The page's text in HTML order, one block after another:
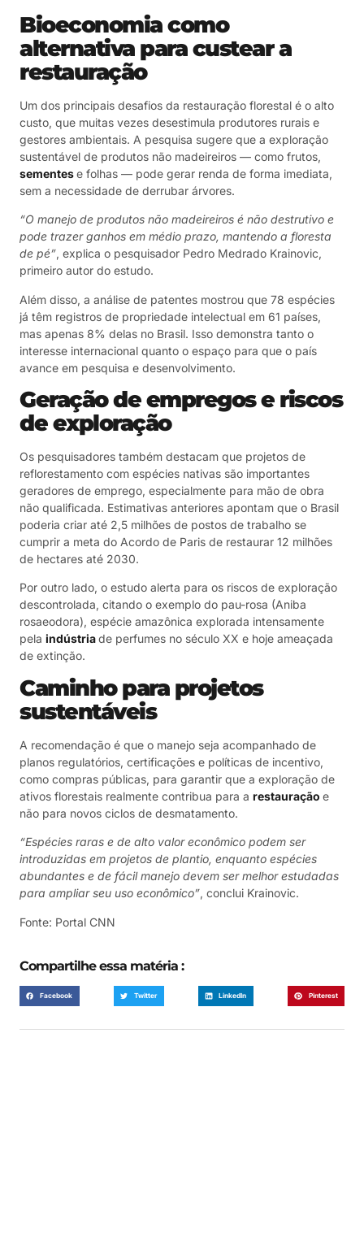
Bioeconomia como
alternativa para custear a
restauração
Um dos principais desafios da restauração florestal é o alto
custo, que muitas vezes desestimula produtores rurais e
gestores ambientais. A pesquisa sugere que a exploração
sustentável de produtos não madeireiros — como frutos,
sementese folhas — pode gerar renda de forma imediata,
sem a necessidade de derrubar árvores.
“O manejo de produtos não madeireiros é não destrutivo e
pode trazer ganhos em médio prazo, mantendo a floresta
de pé”, explica o pesquisador Pedro Medrado Krainovic,
primeiro autor do estudo.
Além disso, a análise de patentes mostrou que 78 espécies
já têm registros de propriedade intelectual em 61 países,
mas apenas 8% delas no Brasil. Isso demonstra tanto o
interesse internacional quanto o espaço para que o país
avance em pesquisa e desenvolvimento.
Geração de empregos e riscos
de exploração
Os pesquisadores também destacam que projetos de
reflorestamento com espécies nativas são importantes
geradores de emprego, especialmente para mão de obra
não qualificada. Estimativas anteriores apontam que o Brasil
poderia criar até 2,5 milhões de postos de trabalho se
cumprir a meta do Acordo de Paris de restaurar 12 milhões
de hectares até 2030.
Por outro lado, o estudo alerta para os riscos de exploração
descontrolada, citando o exemplo do pau-rosa (Aniba
rosaeodora), espécie amazônica explorada intensamente
pela indústriade perfumes no século XX e hoje ameaçada
de extinção.
Caminho para projetos
sustentáveis
A recomendação é que o manejo seja acompanhado de
planos regulatórios, certificações e políticas de incentivo,
como compras públicas, para garantir que a exploração de
ativos florestais realmente contribua para a restauração e
não para novos ciclos de desmatamento.
“Espécies raras e de alto valor econômico podem ser
introduzidas em projetos de plantio, enquanto espécies
abundantes e de fácil manejo devem ser melhor estudadas
para ampliar seu uso econômico”, conclui Krainovic.
Fonte: Portal CNN
Compartilhe essa matéria :
Facebook Twitter LinkedIn Pinterest